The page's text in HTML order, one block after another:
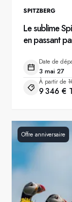
SPITZBERG
Le sublime
en passant
Date de
3 mai 27
À partir de
9 346 €
Offre anniversaire